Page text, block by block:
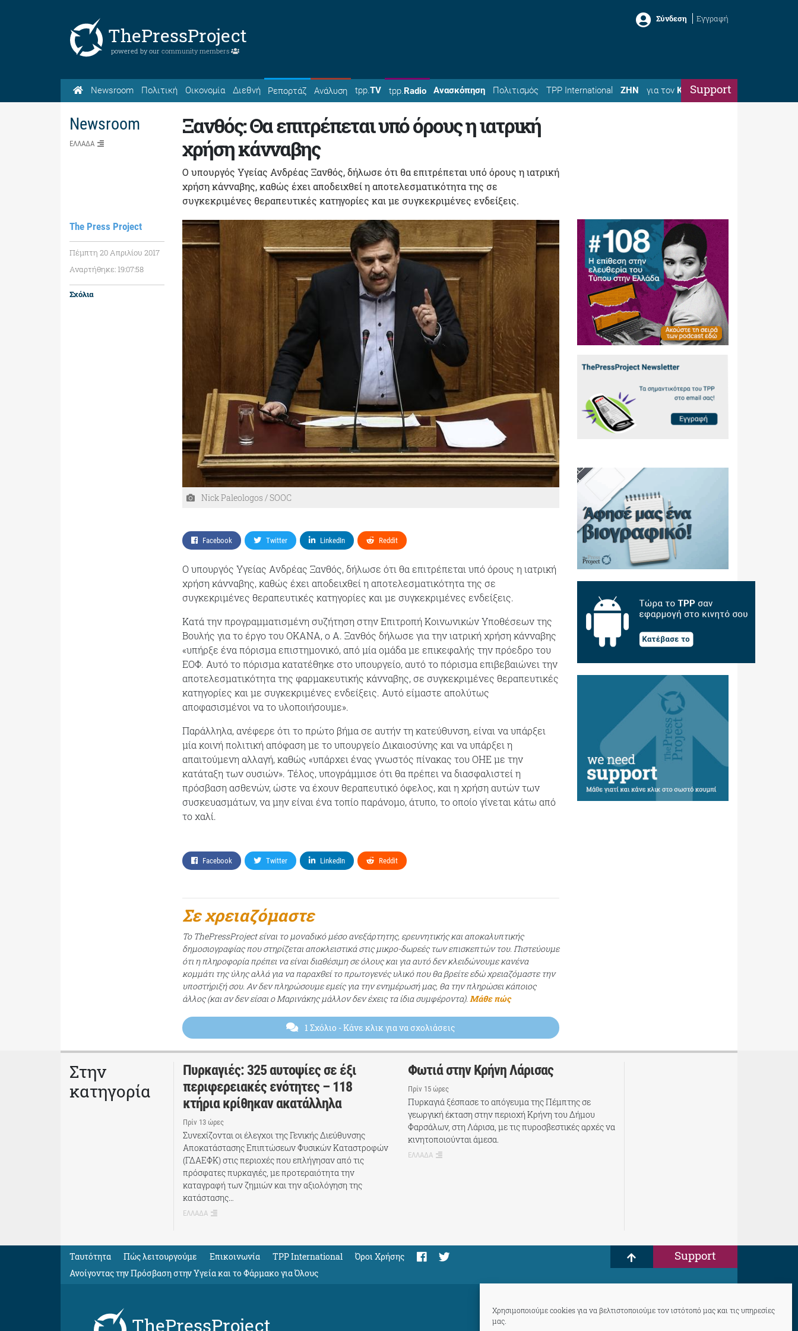
Χρησιμοποιούμε cookies για να βελτιστοποιούμε τον ιστότοπό μας και τις υπηρεσίες
μας.
ThePressProject
powered by our community members
Σύνδεση Εγγραφή
Newsroom Πολιτική Οικονομία Διεθνή Ρεπορτάζ Ανάλυση tpp.TV tpp.Radio Ανασκόπηση Πολιτισμός TPP International ΖΗΝ για τον ΚώσταSupport
Newsroom
ΕΛΛΑΔΑ
The Press Project
Πέμπτη 20 Απριλίου 2017
Αναρτήθηκε: 19:07:58
Σχόλια
Ξανθός: Θα επιτρέπεται υπό όρους η ιατρική
χρήση κάνναβης
Ο υπουργός Υγείας Ανδρέας Ξανθός, δήλωσε ότι θα επιτρέπεται υπό όρους η ιατρική
χρήση κάνναβης, καθώς έχει αποδειχθεί η αποτελεσματικότητα της σε
συγκεκριμένες θεραπευτικές κατηγορίες και με συγκεκριμένες ενδείξεις.
Nick Paleologos / SOOC
Facebook Twitter LinkedIn Reddit
Ο υπουργός Υγείας Ανδρέας Ξανθός, δήλωσε ότι θα επιτρέπεται υπό όρους η ιατρική
χρήση κάνναβης, καθώς έχει αποδειχθεί η αποτελεσματικότητα της σε
συγκεκριμένες θεραπευτικές κατηγορίες και με συγκεκριμένες ενδείξεις.
Κατά την προγραμματισμένη συζήτηση στην Επιτροπή Κοινωνικών Υποθέσεων της
Βουλής για το έργο του ΟΚΑΝΑ, ο Α. Ξανθός δήλωσε για την ιατρική χρήση κάνναβης
«υπήρξε ένα πόρισμα επιστημονικό, από μία ομάδα με επικεφαλής την πρόεδρο του
ΕΟΦ. Αυτό το πόρισμα κατατέθηκε στο υπουργείο, αυτό το πόρισμα επιβεβαιώνει την
αποτελεσματικότητα της φαρμακευτικής κάνναβης, σε συγκεκριμένες θεραπευτικές
κατηγορίες και με συγκεκριμένες ενδείξεις. Αυτό είμαστε απολύτως
αποφασισμένοι να το υλοποιήσουμε».
Παράλληλα, ανέφερε ότι το πρώτο βήμα σε αυτήν τη κατεύθυνση, είναι να υπάρξει
μία κοινή πολιτική απόφαση με το υπουργείο Δικαιοσύνης και να υπάρξει η
απαιτούμενη αλλαγή, καθώς «υπάρχει ένας γνωστός πίνακας του ΟΗΕ με την
κατάταξη των ουσιών». Τέλος, υπογράμμισε ότι θα πρέπει να διασφαλιστεί η
πρόσβαση ασθενών, ώστε να έχουν θεραπευτικό όφελος, και η χρήση αυτών των
συσκευασμάτων, να μην είναι ένα τοπίο παράνομο, άτυπο, το οποίο γίνεται κάτω από
το χαλί.
Facebook Twitter LinkedIn Reddit
Σε χρειαζόμαστε
Το ThePressProject είναι το μοναδικό μέσο ανεξάρτητης, ερευνητικής και αποκαλυπτικής
δημοσιογραφίας που στηρίζεται αποκλειστικά στις μικρο-δωρεές των επισκεπτών του. Πιστεύουμε
ότι η πληροφορία πρέπει να είναι διαθέσιμη σε όλους και για αυτό δεν κλειδώνουμε κανένα
κομμάτι της ύλης αλλά για να παραχθεί το πρωτογενές υλικό που θα βρείτε εδώ χρειαζόμαστε την
υποστήριξή σου. Αν δεν πληρώσουμε εμείς για την ενημέρωσή μας, θα την πληρώσει κάποιος
άλλος (και αν δεν είσαι ο Μαρινάκης μάλλον δεν έχεις τα ίδια συμφέροντα). Μάθε πώς
1 Σχόλιο - Κάνε κλικ για να σχολιάσεις
Στην
κατηγορία
Πυρκαγιές: 325 αυτοψίες σε έξι
περιφερειακές ενότητες – 118
κτήρια κρίθηκαν ακατάλληλα
Πρίν 13 ώρες
Συνεχίζονται οι έλεγχοι της Γενικής Διεύθυνσης
Αποκατάστασης Επιπτώσεων Φυσικών Καταστροφών
(ΓΔΑΕΦΚ) στις περιοχές που επλήγησαν από τις
πρόσφατες πυρκαγιές, με προτεραιότητα την
καταγραφή των ζημιών και την αξιολόγηση της
κατάστασης…
ΕΛΛΑΔΑ
Φωτιά στην Κρήνη Λάρισας
Πρίν 15 ώρες
Πυρκαγιά ξέσπασε το απόγευμα της Πέμπτης σε
γεωργική έκταση στην περιοχή Κρήνη του Δήμου
Φαρσάλων, στη Λάρισα, με τις πυροσβεστικές αρχές να
κινητοποιούνται άμεσα.
ΕΛΛΑΔΑ
Ταυτότητα Πώς λειτουργούμε Eπικοινωνία TPP International
Όροι Χρήσης
Ανοίγοντας την Πρόσβαση στην Υγεία και το Φάρμακο για Όλους
Support
ThePressProject